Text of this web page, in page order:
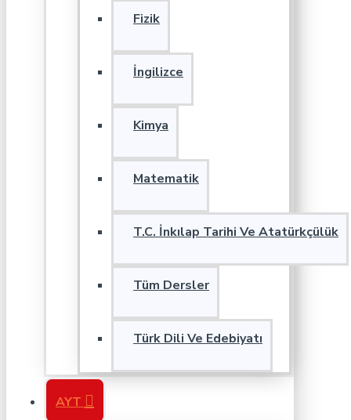
Fizik
İngilizce
Kimya
Matematik
T.C. İnkılap Tarihi Ve Atatürkçülük
Tüm Dersler
Türk Dili Ve Edebiyatı
AYT